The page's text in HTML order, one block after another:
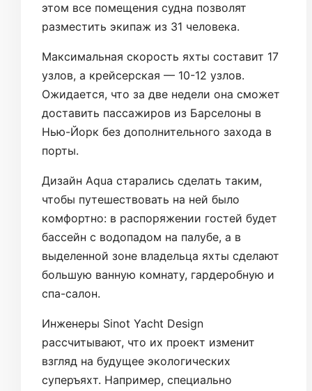
этом все помещения судна позволят
разместить экипаж из 31 человека.
Максимальная скорость яхты составит 17
узлов, а крейсерская — 10-12 узлов.
Ожидается, что за две недели она сможет
доставить пассажиров из Барселоны в
Нью-Йорк без дополнительного захода в
порты.
Дизайн Aqua старались сделать таким,
чтобы путешествовать на ней было
комфортно: в распоряжении гостей будет
бассейн с водопадом на палубе, а в
выделенной зоне владельца яхты сделают
большую ванную комнату, гардеробную и
спа-салон.
Инженеры Sinot Yacht Design
рассчитывают, что их проект изменит
взгляд на будущее экологических
суперъяхт. Например, специально